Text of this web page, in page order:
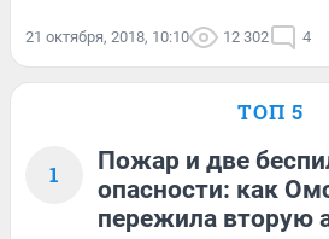
21 октября, 2018, 10:10 12 302 4
ТОП 5
1
Пожар и две
опасности: как
пережила вторую